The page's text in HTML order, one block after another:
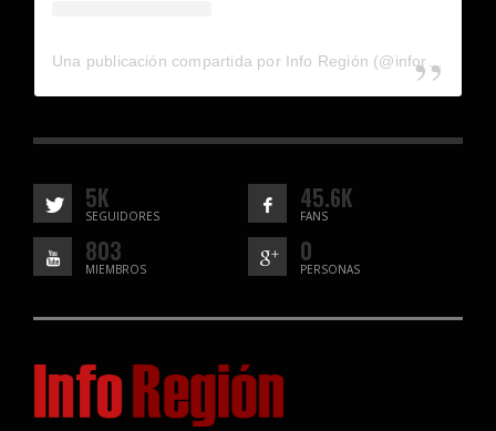
Una publicación compartida por Info Región (@inforegion_redes)
5K
SEGUIDORES
45.6K
FANS
803
MIEMBROS
0
PERSONAS